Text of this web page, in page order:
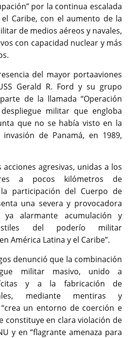
por la continua escalada
Caribe, con el aumento de la
de medios aéreos y navales,
con capacidad nuclear y más
del mayor portaaviones
Gerald R. Ford y su grupo
de la llamada “Operación
militar que engloba
que no se había visto en la
de Panamá, en 1989,
agresivas, unidas a los
a pocos kilómetros de
participación del Cuerpo de
una severa y provocadora
alarmante acumulación y
del poderío militar
América Latina y el Caribe”.
denunció que la combinación
militar masivo, unido a
y a la fabricación de
mediante mentiras y
un entorno de coerción e
constituye en clara violación de
y en “flagrante amenaza para